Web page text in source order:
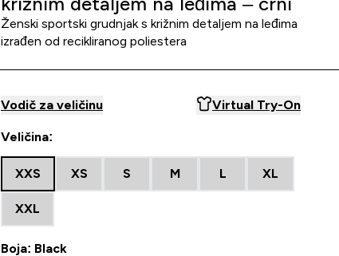
Ženski sportski grudnjak s križnim detaljem na leđima
izrađen od recikliranog poliestera
Vodič za veličinu Virtual Try-On
Veličina:
XXS XS S M L XL
XXL
Boja: Black